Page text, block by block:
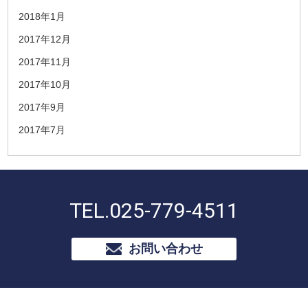
2018年1月
2017年12月
2017年11月
2017年10月
2017年9月
2017年7月
TEL.025-779-4511
お問い合わせ